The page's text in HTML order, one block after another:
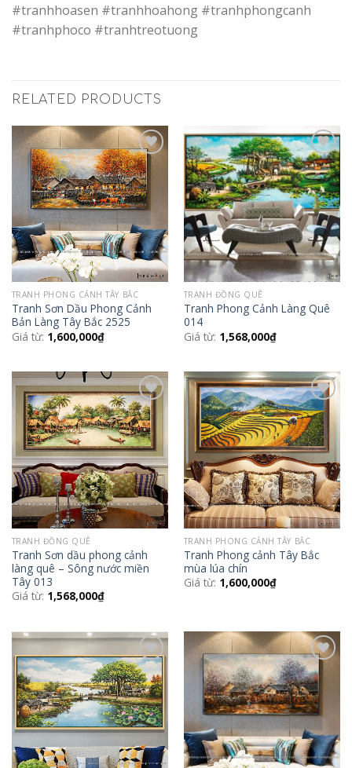
#tranhhoasen #tranhhoahong #tranhphongcanh
#tranhphoco #tranhtreotuong
RELATED PRODUCTS
Add to
Wishlist
TRANH PHONG CẢNH TÂY BẮC
Tranh Sơn Dầu Phong Cảnh
Bản Làng Tây Bắc 2525
Giá từ: 1,600,000₫
Add to
Wishlist
TRANH ĐỒNG QUÊ
Tranh Phong Cảnh Làng Quê
014
Giá từ: 1,568,000₫
Add to
Wishlist
TRANH ĐỒNG QUÊ
Tranh Sơn dầu phong cảnh
làng quê – Sông nước miền
Tây 013
Giá từ: 1,568,000₫
Add to
Wishlist
TRANH PHONG CẢNH TÂY BẮC
Tranh Phong cảnh Tây Bắc
mùa lúa chín
Giá từ: 1,600,000₫
Add to
Wishlist
Add to
Wishlist